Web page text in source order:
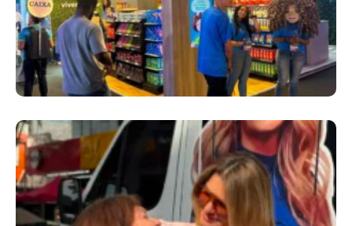
​Segurança Pública Lidera Queixas De
Moradores Do Rio Em Escuta Promovida Por
Antônia Fontenelle